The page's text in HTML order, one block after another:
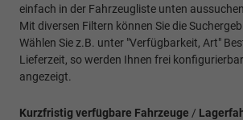
einfach in der Fahrzeugliste unten
Mit diversen Filtern können Sie die
Wählen Sie z.B. unter "Verfügbarkeit, Art"
Lieferzeit, so werden Ihnen frei
angezeigt.
Kurzfristig verfügbare Fahrzeuge /